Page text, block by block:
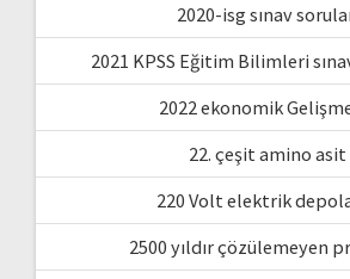
2020-isg sınav
2021 KPSS Eğitim Bilimleri
2022 ekonomik
22. çeşit amino asit
220 Volt elektrik
2500 yıldır çözülemeyen